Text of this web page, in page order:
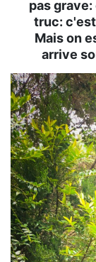
pas
truc:
Mais on
arrive